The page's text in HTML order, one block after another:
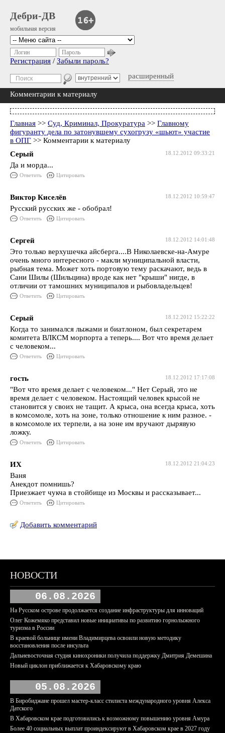
Дебри-ДВ
мобильная версия
расширенный
Логин Пароль
Регистрация / Забыли пароль?
Комментарии к материалу
Главная >> Суд, Криминал, Прокуратура >> Главному
фигуранту дела по затонувшему сухогрузу «шьют» участие
в ОПГ >> Комментарии к материалу
18.12.2012 09:33:21
Серый
Да и морда...
Ответить Цитировать
18.12.2012 10:59:47
Виктор Киселёв
Русский русских же - обобрал!
Ответить Цитировать
18.12.2012 14:01:48
Сергей
Это только верхушечка айсберга....В Николаевске-на-Амуре
очень много интересного - макли муниципальной власти,
рыбная тема. Может хоть портовую тему раскачают, ведь в
Сани Шилы (Шильцина) вроде как нет "крыши" нигде, в
отличии от тамошних муниципалов и рыбовладельцев!
Ответить Цитировать
18.12.2012 15:22:22
Серый
Когда то занимался лыжами и биатлоном, был секретарем
комитета ВЛКСМ морпорта а теперь.... Вот что время делает
с человеком...
Ответить Цитировать
18.12.2012 17:17:08
гость
"Вот что время делает с человеком..." Нет Серый, это не
время делает с человеком. Настоящий человек крысой не
становится у своих не тащит. А крыса, она всегда крыса, хоть
в комсомоле, хоть на зоне, только отношение к ним разное. -
в комсомоле их терпели, а на зоне им вручают дырявую
ложку.
Ответить Цитировать
18.12.2012 21:04:23
ИХ
Ваня
Анекдот помнишь?
Приезжает чукча в стойбище из Москвы и рассказывает...
Ответить Цитировать
Добавить комментарий
НОВОСТИ
06.08.2026
На Русском острове продолжается создание инфраструктуры для инноваций
Олег Кожемяко представил новые инициативы по развитию горнолыжного
туризма в России
В краевой больнице имени Владимирцева освоили новую методику
восстановления после инсульта
Дальневосточная студия кинохроники получила поддержку Дмитрия Демешина
Новый циклон приближается к Хабаровскому краю
05.08.2026
В Биробиджане прошел мастер-класс стилиста международного уровня Алекса
Датского
В Хабаровском крае подготовились к возможному повышению уровня Амура
Более 40 социальных выплат проиндексируют в Хабаровском крае в 2027 году